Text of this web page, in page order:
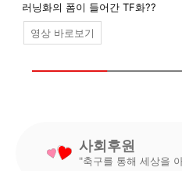
러닝화의 폼이 들어간 TF화??
영상 바로보기
사회후원
"축구를 통해 세상을